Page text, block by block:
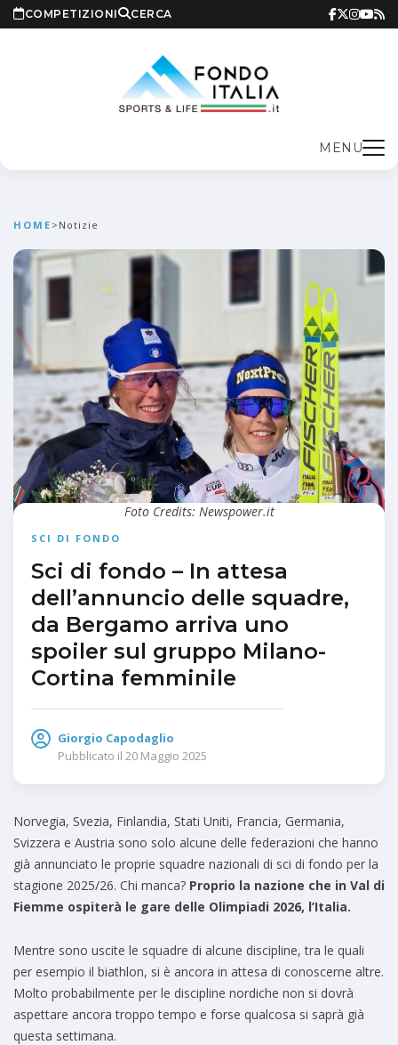
COMPETIZIONI CERCA
MENU
HOME > Notizie
SCI DI FONDO
Sci di fondo – In attesa
dell’annuncio delle squadre,
da Bergamo arriva uno
spoiler sul gruppo Milano-
Cortina femminile
Giorgio Capodaglio
Pubblicato il 20 Maggio 2025
Foto Credits: Newspower.it
Norvegia, Svezia, Finlandia, Stati Uniti, Francia, Germania,
Svizzera e Austria sono solo alcune delle federazioni che hanno
già annunciato le proprie squadre nazionali di sci di fondo per la
stagione 2025/26. Chi manca? Proprio la nazione che in Val di
Fiemme ospiterà le gare delle Olimpiadi 2026, l’Italia.
Mentre sono uscite le squadre di alcune discipline, tra le quali
per esempio il biathlon, si è ancora in attesa di conoscerne altre.
Molto probabilmente per le discipline nordiche non si dovrà
aspettare ancora troppo tempo e forse qualcosa si saprà già
questa settimana.